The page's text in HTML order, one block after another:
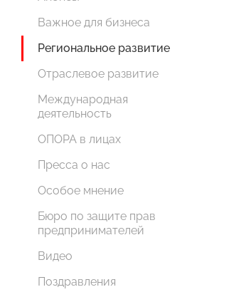
Важное для бизнеса
Региональное развитие
Отраслевое развитие
Международная
деятельность
ОПОРА в лицах
Пресса о нас
Особое мнение
Бюро по защите прав
предпринимателей
Видео
Поздравления